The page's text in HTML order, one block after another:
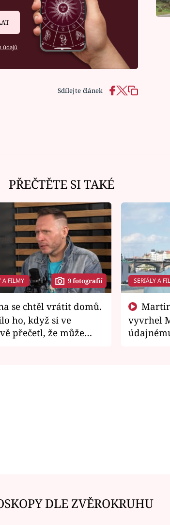
údajů
Sdílejte článek
PŘEČTĚTE SI TAKÉ
A FILMY 9 fotografií
ho, když si ve
přečetl, že může
SERIÁLY A
vyvrhel
DLE ZVĚROKRUHU